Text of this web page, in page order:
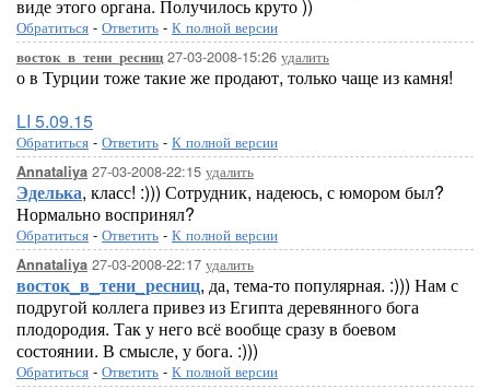
виде этого органа. Получилось круто ))
Обратиться - Ответить - К полной версии
восток_в_тени_ресниц 27-03-2008-15:26 удалить
о в Турции тоже такие же продают, только чаще из камня!
LI 5.09.15
Обратиться - Ответить - К полной версии
Annataliya 27-03-2008-22:15 удалить
Эделька, класс! :))) Сотрудник, надеюсь, с юмором был?
Нормально воспринял?
Обратиться - Ответить - К полной версии
Annataliya 27-03-2008-22:17 удалить
восток_в_тени_ресниц, да, тема-то популярная. :))) Нам с
подругой коллега привез из Египта деревянного бога
плодородия. Так у него всё вообще сразу в боевом
состоянии. В смысле, у бога. :)))
Обратиться - Ответить - К полной версии